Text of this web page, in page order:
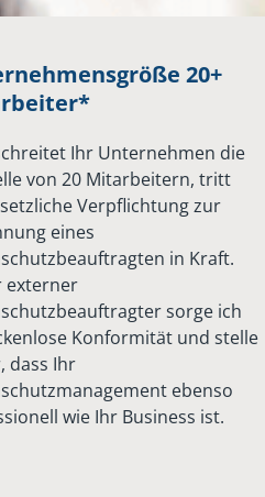
20+
Ihr Unternehmen die
von 20 Mitarbeitern, tritt
Verpflichtung zur
eines
in Kraft.
externer
sorge ich
Konformität und stelle
dass Ihr
ebenso
wie Ihr Business ist.